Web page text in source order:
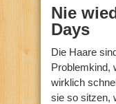
Nie
Days
Die Haare
Problemkind,
wirklich
sie so sitzen,